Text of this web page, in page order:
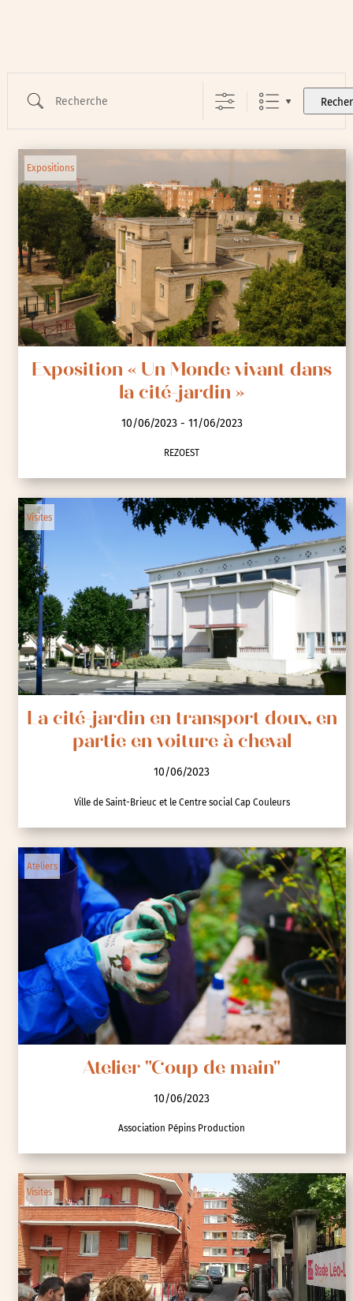
Expositions
Exposition « Un Monde vivant dans
la cité-jardin »
10/06/2023 - 11/06/2023
REZOEST
Visites
La cité-jardin en transport doux, en
partie en voiture à cheval
10/06/2023
Ville de Saint-Brieuc et le Centre social Cap Couleurs
Ateliers
Atelier "Coup de main"
10/06/2023
Association Pépins Production
Visites